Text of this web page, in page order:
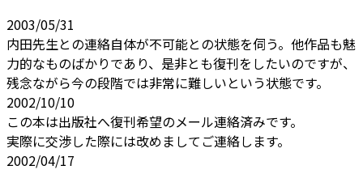
2003/05/31
内田先生との連絡自体が不可能との状態を伺う。他作品も魅
力的なものばかりであり、是非とも復刊をしたいのですが、
残念ながら今の段階では非常に難しいという状態です。
2002/10/10
この本は出版社へ復刊希望のメール連絡済みです。
実際に交渉した際には改めましてご連絡します。
2002/04/17